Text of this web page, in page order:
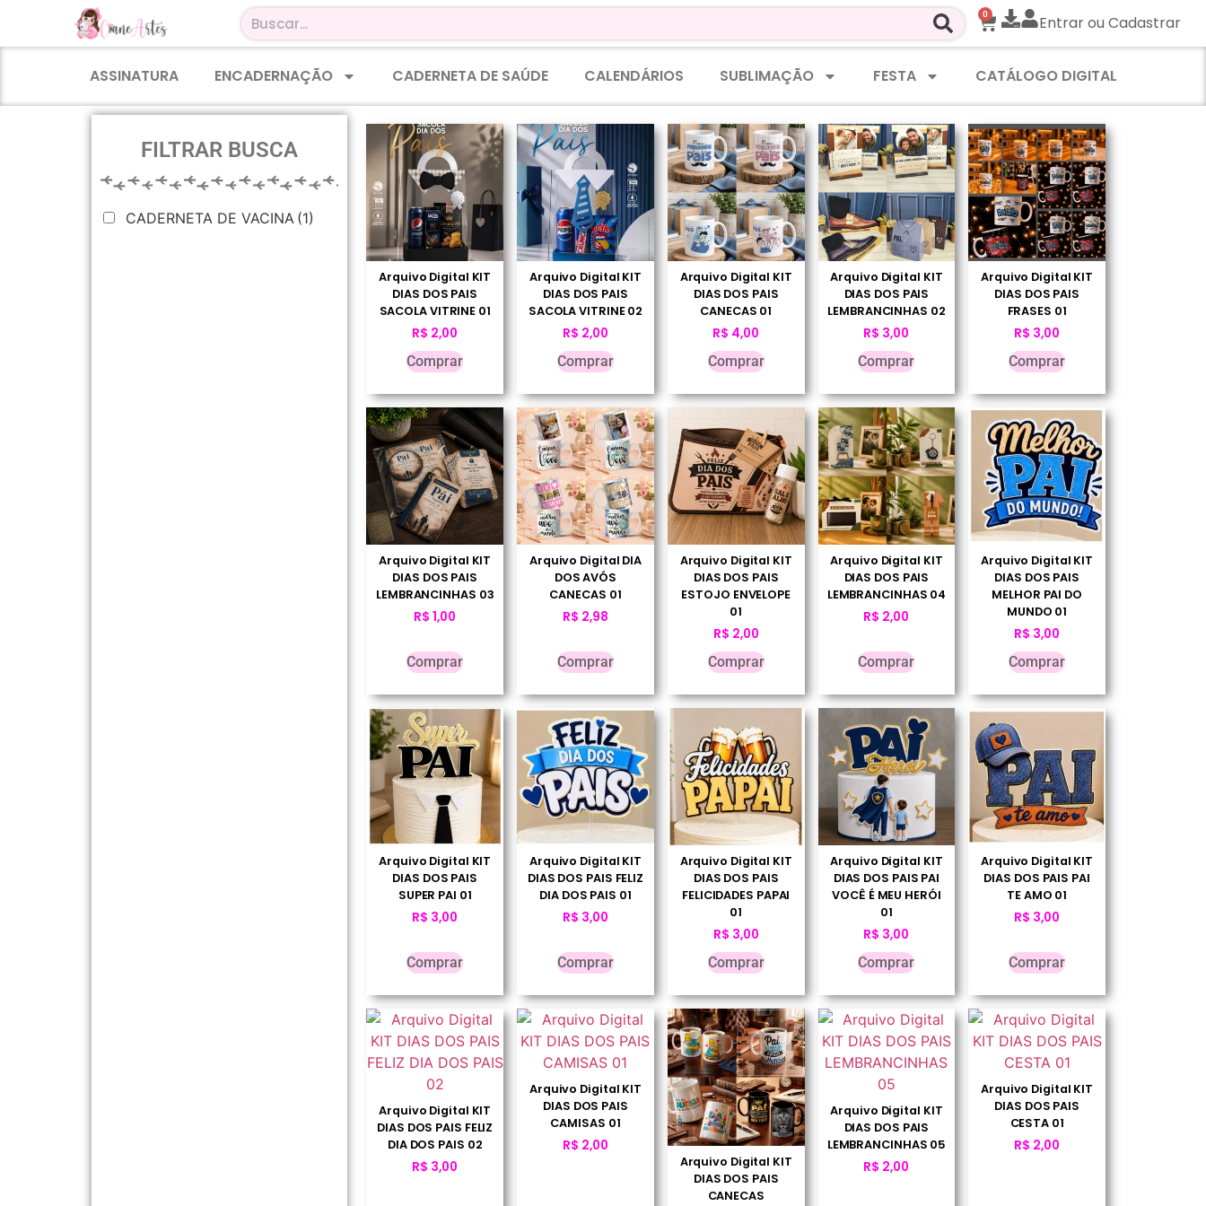
0 Entrar ou Cadastrar
ASSINATURA ENCADERNAÇÃO CADERNETA DE SAÚDE CALENDÁRIOS SUBLIMAÇÃO FESTA CATÁLOGO DIGITAL
FILTRAR BUSCA
CADERNETA DE VACINA (1)
Arquivo Digital KIT
DIAS DOS PAIS
SACOLA VITRINE 01
R$ 2,00
Comprar
Arquivo Digital KIT
DIAS DOS PAIS
SACOLA VITRINE 02
R$ 2,00
Comprar
Arquivo Digital KIT
DIAS DOS PAIS
CANECAS 01
R$ 4,00
Comprar
Arquivo Digital KIT
DIAS DOS PAIS
LEMBRANCINHAS 02
R$ 3,00
Comprar
Arquivo Digital KIT
DIAS DOS PAIS
FRASES 01
R$ 3,00
Comprar
Arquivo Digital KIT
DIAS DOS PAIS
LEMBRANCINHAS 03
R$ 1,00
Comprar
Arquivo Digital DIA
DOS AVÓS
CANECAS 01
R$ 2,98
Comprar
Arquivo Digital KIT
DIAS DOS PAIS
ESTOJO ENVELOPE
01
R$ 2,00
Comprar
Arquivo Digital KIT
DIAS DOS PAIS
LEMBRANCINHAS 04
R$ 2,00
Comprar
Arquivo Digital KIT
DIAS DOS PAIS
MELHOR PAI DO
MUNDO 01
R$ 3,00
Comprar
Arquivo Digital KIT
DIAS DOS PAIS
SUPER PAI 01
R$ 3,00
Comprar
Arquivo Digital KIT
DIAS DOS PAIS FELIZ
DIA DOS PAIS 01
R$ 3,00
Comprar
Arquivo Digital KIT
DIAS DOS PAIS
FELICIDADES PAPAI
01
R$ 3,00
Comprar
Arquivo Digital KIT
DIAS DOS PAIS PAI
VOCÊ É MEU HERÓI
01
R$ 3,00
Comprar
Arquivo Digital KIT
DIAS DOS PAIS PAI
TE AMO 01
R$ 3,00
Comprar
Arquivo Digital KIT
DIAS DOS PAIS FELIZ
DIA DOS PAIS 02
R$ 3,00
Arquivo Digital KIT
DIAS DOS PAIS
CAMISAS 01
R$ 2,00
Arquivo Digital KIT
DIAS DOS PAIS
CANECAS
Arquivo Digital KIT
DIAS DOS PAIS
LEMBRANCINHAS 05
R$ 2,00
Arquivo Digital KIT
DIAS DOS PAIS
CESTA 01
R$ 2,00